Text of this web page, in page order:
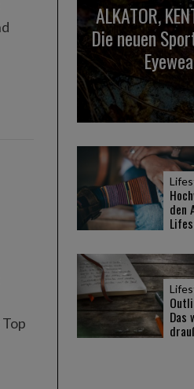
ALKATOR,
Die neuen
den
Das